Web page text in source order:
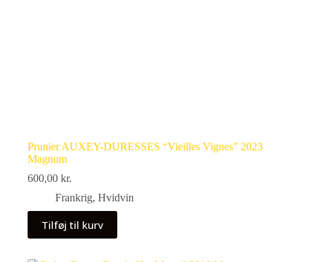
Prunier AUXEY-DURESSES “Vieilles Vignes” 2023
Magnum
600,00 kr.
Frankrig, Hvidvin
Tilføj til kurv